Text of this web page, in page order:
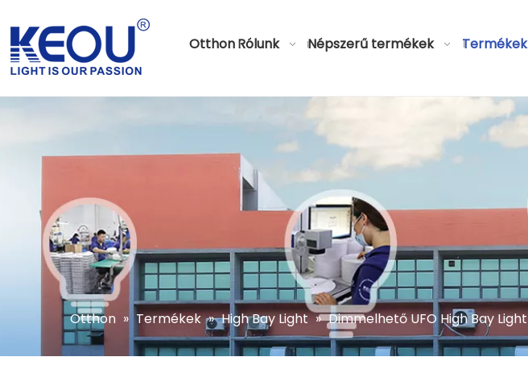
OtthonRólunk Népszerű termékek Termékek
Otthon » Termékek » High Bay Light » Dimmelhető UFO High Bay Light